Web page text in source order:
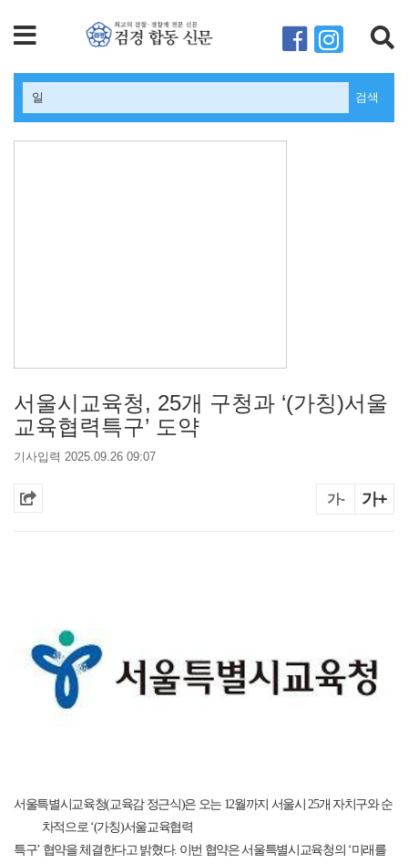
검색
서울시교육청, 25개 구청과 ‘(가칭)서울
교육협력특구’ 도약
기사입력 2025.09.26 09:07
가- 가+
서울특별시교육청(교육감 정근식)은 오는 12월까지 서울시 25개 자치구와 순
차적으로 ‘(가칭)서울교육협력
특구’ 협약을 체결한다고 밝혔다. 이번 협약은 서울특별시교육청의 ‘미래를